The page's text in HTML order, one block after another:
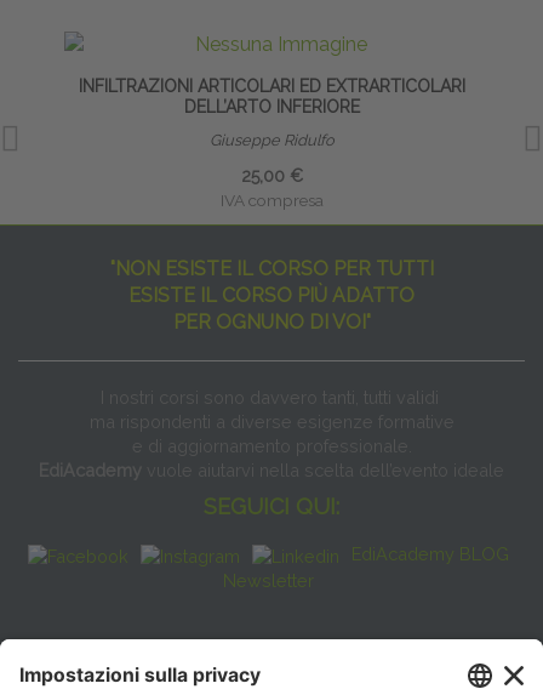
INFILTRAZIONI ARTICOLARI ED EXTRARTICOLARI
DELL’ARTO INFERIORE
Giuseppe Ridulfo
25,00 €
IVA compresa
"NON ESISTE IL CORSO PER TUTTI
ESISTE IL CORSO PIÙ ADATTO
PER OGNUNO DI VOI"
I nostri corsi sono davvero tanti, tutti validi
ma rispondenti a diverse esigenze formative
e di aggiornamento professionale.
EdiAcademy vuole aiutarvi nella scelta dell’evento ideale
SEGUICI QUI:
EdiAcademy BLOG
Newsletter
FAQ